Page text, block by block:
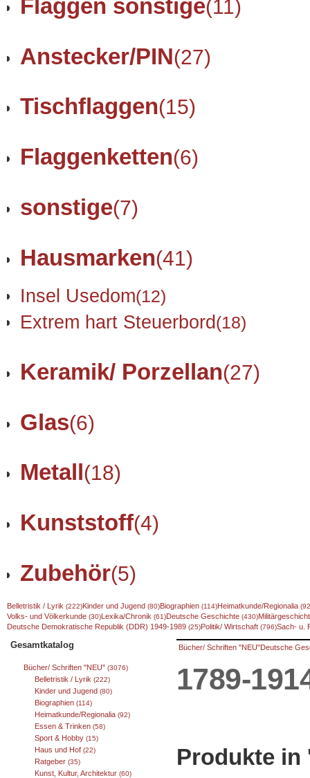
Flaggen sonstige(11)
Anstecker/PIN(27)
Tischflaggen(15)
Flaggenketten(6)
sonstige(7)
Hausmarken(41)
Insel Usedom(12)
Extrem hart Steuerbord(18)
Keramik/ Porzellan(27)
Glas(6)
Metall(18)
Kunststoff(4)
Zubehör(5)
Belletristik / Lyrik (222)Kinder und Jugend (80)Biographien (114)Heimatkunde/Regionalia
Volks- und Völkerkunde (30)Lexika/Chronik (61)Deutsche Geschichte (430)
Deutsche Demokratische Republik (DDR) 1949-1989 (25)Politik/ Wirtschaft (796)Sach- u.
Gesamtkatalog
Bücher/ Schriften "NEU" (3076)
Belletristik / Lyrik (222)
Kinder und Jugend (80)
Biographien (114)
Heimatkunde/Regionalia (92)
Essen & Trinken (58)
Sport & Hobby (15)
Haus und Hof (22)
Ratgeber (35)
Kunst, Kultur, Architektur (60)
Bücher/ Schriften "NEU"Deutsche
1789-
Produkte in